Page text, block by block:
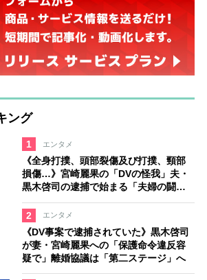
ング
1 エンタメ
《全身打撲、頭部裂傷及び打撲、頸部
損傷…》宮崎麗果の「DVの怪我」夫・
黒木啓司の逮捕で始まる「夫婦の闘
2
エンタメ
《DV事案で逮捕されていた》黒木啓司
が妻・宮崎麗果への「保護命令違反容
疑で」離婚協議は「第二ステージ」へ